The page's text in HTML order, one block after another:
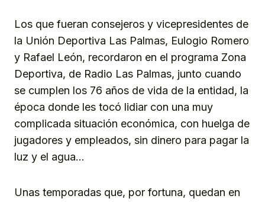
Los que fueran consejeros y vicepresidentes de
la Unión Deportiva Las Palmas, Eulogio Romero
y Rafael León, recordaron en el programa Zona
Deportiva, de Radio Las Palmas, junto cuando
se cumplen los 76 años de vida de la entidad, la
época donde les tocó lidiar con una muy
complicada situación económica, con huelga de
jugadores y empleados, sin dinero para pagar la
luz y el agua…
Unas temporadas que, por fortuna, quedan en